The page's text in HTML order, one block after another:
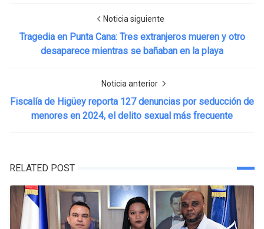
Noticia siguiente
Tragedia en Punta Cana: Tres extranjeros mueren y otro
desaparece mientras se bañaban en la playa
Noticia anterior
Fiscalía de Higüey reporta 127 denuncias por seducción de
menores en 2024, el delito sexual más frecuente
RELATED POST